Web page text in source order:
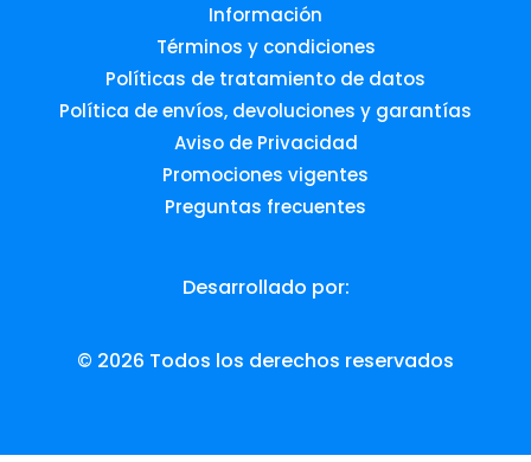
Información
Términos y condiciones
Políticas de tratamiento de datos
Política de envíos, devoluciones y garantías
Aviso de Privacidad
Promociones vigentes
Preguntas frecuentes
Desarrollado por:
© 2026 Todos los derechos reservados